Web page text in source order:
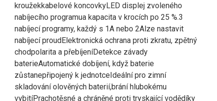
kroužekkabelové koncovkyLED displej zvoleného
nabíjecího programua kapacita v krocích po 25 %.3
nabíjecí programy, každý s 1A nebo 2Alze nastavit
nabíjecí proudElektronická ochrana proti zkratu, zpětný
chodpolarita a přebíjeníDetekce závady
baterieAutomatické dobíjení, když baterie
zůstanepřipojený k jednotceIdeální pro zimní
skladování olověných baterií,brání hlubokému
vybitíPrachotěsné a chráněné proti tryskající vodědíky